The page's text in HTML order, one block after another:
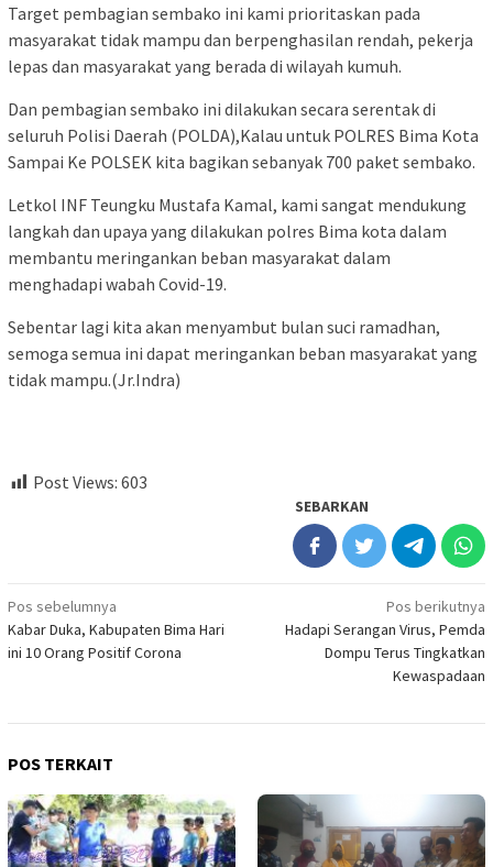
Target pembagian sembako ini kami prioritaskan pada
masyarakat tidak mampu dan berpenghasilan rendah, pekerja
lepas dan masyarakat yang berada di wilayah kumuh.
Dan pembagian sembako ini dilakukan secara serentak di
seluruh Polisi Daerah (POLDA),Kalau untuk POLRES Bima Kota
Sampai Ke POLSEK kita bagikan sebanyak 700 paket sembako.
Letkol INF Teungku Mustafa Kamal, kami sangat mendukung
langkah dan upaya yang dilakukan polres Bima kota dalam
membantu meringankan beban masyarakat dalam
menghadapi wabah Covid-19.
Sebentar lagi kita akan menyambut bulan suci ramadhan,
semoga semua ini dapat meringankan beban masyarakat yang
tidak mampu.(Jr.Indra)
Post Views: 603
SEBARKAN
Navigasi
pos
Pos sebelumnya
Kabar Duka, Kabupaten Bima Hari
ini 10 Orang Positif Corona
Pos berikutnya
Hadapi Serangan Virus, Pemda
Dompu Terus Tingkatkan
Kewaspadaan
POS TERKAIT